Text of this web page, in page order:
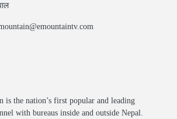
is the nation’s first popular and leading
with bureaus inside and outside Nepal.